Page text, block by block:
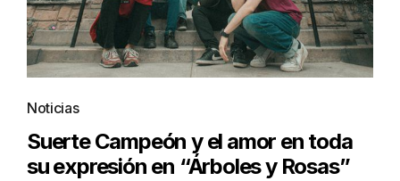
Noticias
Suerte Campeón y el amor en toda
su expresión en “Árboles y Rosas”